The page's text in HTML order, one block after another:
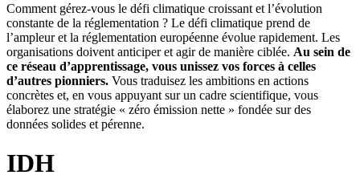
Comment gérez-vous le défi climatique croissant et l’évolution
constante de la réglementation ? Le défi climatique prend de
l’ampleur et la réglementation européenne évolue rapidement. Les
organisations doivent anticiper et agir de manière ciblée. Au sein de
ce réseau d’apprentissage, vous unissez vos forces à celles
d’autres pionniers. Vous traduisez les ambitions en actions
concrètes et, en vous appuyant sur un cadre scientifique, vous
élaborez une stratégie « zéro émission nette » fondée sur des
données solides et pérenne.
IDH